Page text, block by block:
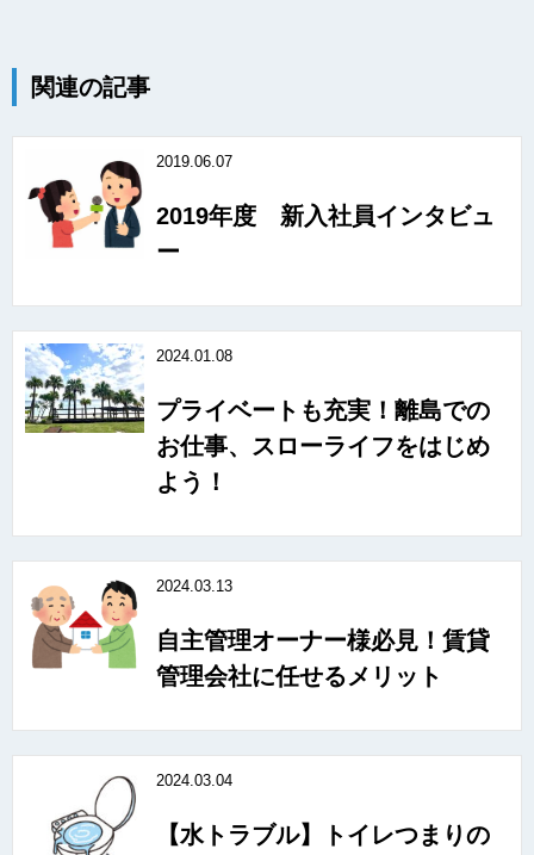
関連の記事
2019.06.07
2019年度 新入社員インタビュ
ー
2024.01.08
プライベートも充実！離島での
お仕事、スローライフをはじめ
よう！
2024.03.13
自主管理オーナー様必見！賃貸
管理会社に任せるメリット
2024.03.04
【水トラブル】トイレつまりの